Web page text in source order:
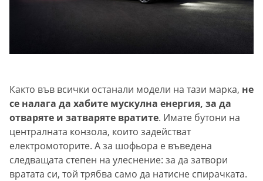
Както във всички останали модели на тази марка, не
се налага да хабите мускулна енергия, за да
отваряте и затваряте вратите. Имате бутони на
централната конзола, които задействат
електромоторите. А за шофьора е въведена
следващата степен на улеснение: за да затвори
вратата си, той трябва само да натисне спирачката.